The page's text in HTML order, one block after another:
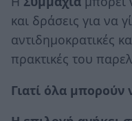
και δράσεις για να
αντιδημοκρατικές
πρακτικές του
Γιατί όλα μπορούν